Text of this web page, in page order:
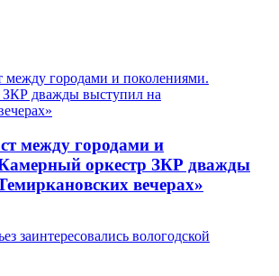
между городами и
оркестр ЗКР дважды
вечерах»